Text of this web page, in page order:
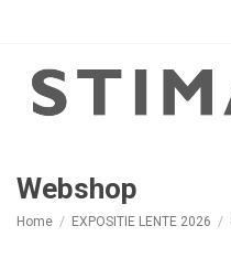
Webshop
Home EXPOSITIE LENTE 2026